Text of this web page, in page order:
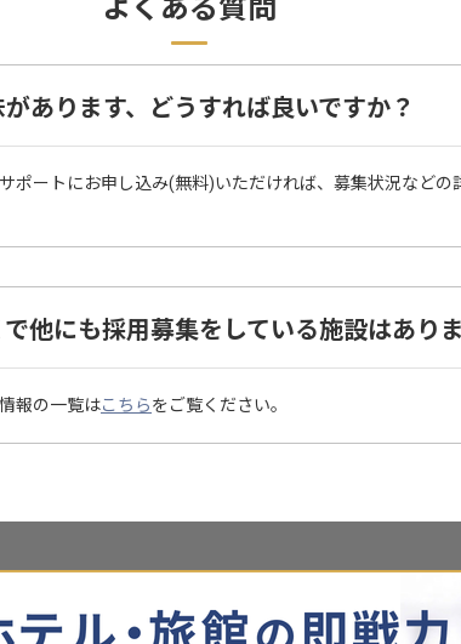
よくある質問
あります、どうすれば良いですか？
ポートにお申し込み(無料)いただければ、募集状況などの
他にも採用募集をしている施設はあり
報の一覧はこちらをご覧ください。